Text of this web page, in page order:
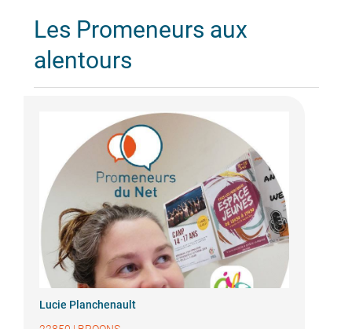
Les Promeneurs aux
alentours
Lucie Planchenault